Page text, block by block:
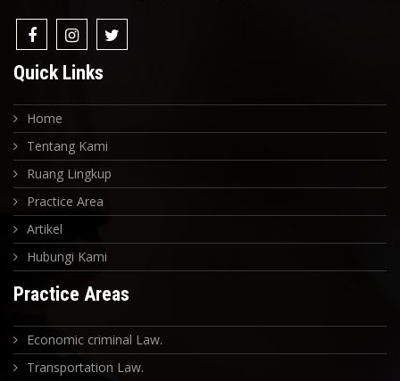
Quick Links
Home
Tentang Kami
Ruang Lingkup
Practice Area
Artikel
Hubungi Kami
Practice Areas
Economic criminal Law.
Transportation Law.